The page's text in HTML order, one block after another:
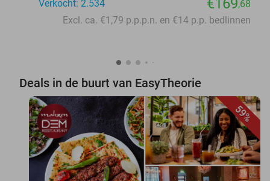
Verkocht: 2.534
€169,68
Excl. ca. €1,79 p.p.p.n. en €14 p.p. bedlinnen
Deals in de buurt van EasyTheorie
59%